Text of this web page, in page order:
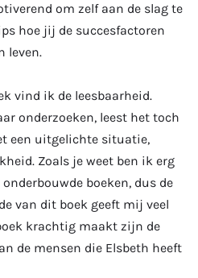
om zelf aan de slag te
hoe jij de succesfactoren
leven.
vind ik de leesbaarheid.
onderzoeken, leest het toch
een uitgelichte situatie,
Zoals je weet ben ik erg
boeken, dus de
van dit boek geeft mij veel
krachtig maakt zijn de
de mensen die Elsbeth heeft